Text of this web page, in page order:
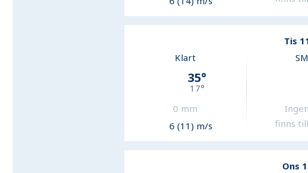
Tis
Klart
35°
17°
0 mm
6 (11) m/s
finns
Ons